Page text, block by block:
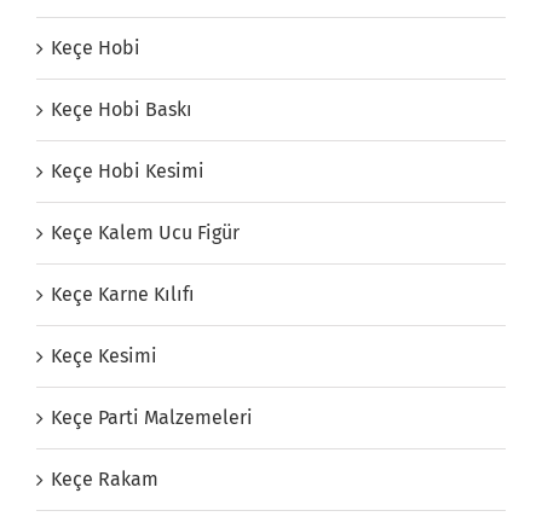
Keçe Hobi
Keçe Hobi Baskı
Keçe Hobi Kesimi
Keçe Kalem Ucu Figür
Keçe Karne Kılıfı
Keçe Kesimi
Keçe Parti Malzemeleri
Keçe Rakam